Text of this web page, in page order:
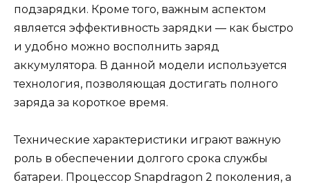
подзарядки. Кроме того, важным аспектом
является эффективность зарядки — как быстро
и удобно можно восполнить заряд
аккумулятора. В данной модели используется
технология, позволяющая достигать полного
заряда за короткое время.
Технические характеристики играют важную
роль в обеспечении долгого срока службы
батареи. Процессор Snapdragon 2 поколения, а